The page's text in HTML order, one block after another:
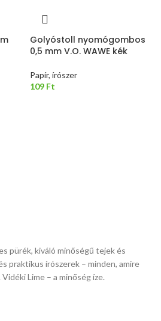
Golyóstoll nyomógombos
0,5 mm V.O. WAWE kék
Papír, írószer
109 Ft
pürék, kiváló minőségű tejek és
praktikus írószerek – minden, amire
Lime – a minőség íze.